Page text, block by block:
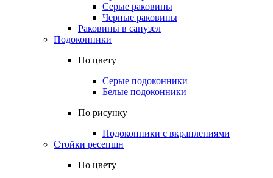
Серые раковины
Черные раковины
Раковины в санузел
Подоконники
По цвету
Серые подоконники
Белые подоконники
По рисунку
Подоконники с вкраплениями
Стойки ресепшн
По цвету